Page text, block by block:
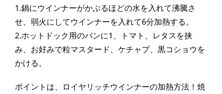
1.鍋にウインナーがかぶるほどの水を入れて沸騰さ
せ、弱火にしてウインナーを入れて6分加熱する。
2.ホットドック用のパンに1、トマト、レタスを挟
み、お好みで粒マスタード、ケチャプ、黒コショウを
かける。
ポイントは、ロイヤリッチウインナーの加熱方法！焼